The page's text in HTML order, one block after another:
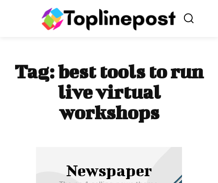
Tag:best tools to run
live virtual
workshops